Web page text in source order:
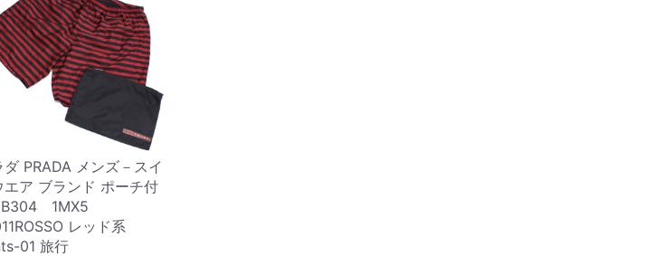
ダ PRADA メンズ－スイ
エア ブランド ポーチ付
1MX5
レッド系
01 旅行